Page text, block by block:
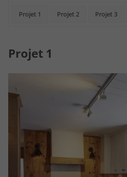
Projet 1 Projet 2 Projet 3
Projet 1